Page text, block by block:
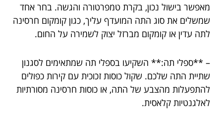
מאפשר בישול נכון, בקרת טמפרטורה והגשה. בחר אחד
שמשלים את סוג התה המועדף עליך, כגון קומקום חרסינה
לתה עדין או קומקום מברזל יצוק לשמירה על החום.
– **ספלי תה:** השקיעו בספלי תה שמתאימים לסגנון
שתיית התה שלכם. שקול כוסות זכוכית עם קירות כפולים
להתפעלות מהצבע של התה, או כוסות חרסינה מסורתיות
לאלגנטיות קלאסית.